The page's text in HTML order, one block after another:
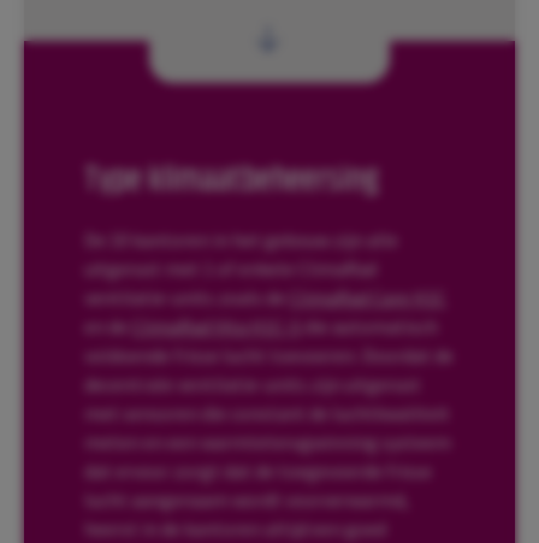
Type klimaatbeheersing
De 10 kantoren in het gebouw zijn alle
uitgerust met 1 of enkele ClimaRad
ventilatie-units zoals de
ClimaRad Care H1C
en de
ClimaRad Vita H1C-S
die automatisch
voldoende frisse lucht toevoeren. Doordat de
decentrale ventilatie-units zijn uitgerust
met sensoren die constant de luchtkwaliteit
meten en een warmteterugwinning systeem
dat ervoor zorgt dat de toegevoerde frisse
lucht aangenaam wordt voorverwarmd,
heerst in de kantoren altijd een goed